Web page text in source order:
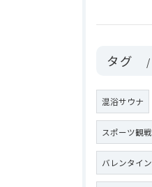
タグ
混浴サウナ
スポーツ観戦
バレンタイン